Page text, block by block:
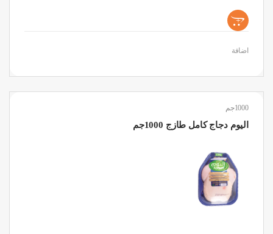
+
اضافة
1000جم
اليوم دجاج كامل طازج 1000جم